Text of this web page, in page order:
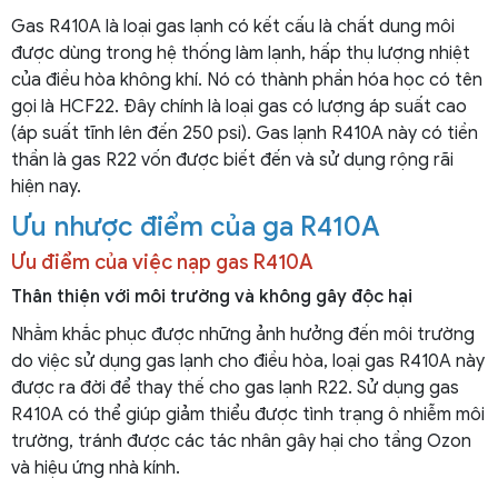
Gas R410A là loại gas lạnh có kết cấu là chất dung môi
được dùng trong hệ thống làm lạnh, hấp thụ lượng nhiệt
của điều hòa không khí. Nó có thành phần hóa học có tên
gọi là HCF22. Đây chính là loại gas có lượng áp suất cao
(áp suất tĩnh lên đến 250 psi). Gas lạnh R410A này có tiền
thần là gas R22 vốn được biết đến và sử dụng rộng rãi
hiện nay.
Ưu nhược điểm của ga R410A
Ưu điểm của việc nạp gas R410A
Thân thiện với môi trường và không gây độc hại
Nhằm khắc phục được những ảnh hưởng đến môi trường
do việc sử dụng gas lạnh cho điều hòa, loại gas R410A này
được ra đời để thay thế cho gas lạnh R22. Sử dụng gas
R410A có thể giúp giảm thiểu được tình trạng ô nhiễm môi
trường, tránh được các tác nhân gây hại cho tầng Ozon
và hiệu ứng nhà kính.